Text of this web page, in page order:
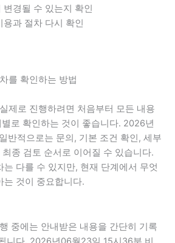
변경될 수 있는지 확인
용과 절차 다시 확인
를 확인하는 방법
제로 진행하려면 처음부터 모든 내용
로 확인하는 것이 좋습니다. 2026년
반적으로는 문의, 기본 조건 확인, 세부
종 검토 순서로 이어질 수 있습니다.
는 다를 수 있지만, 현재 단계에서 무엇
는 것이 중요합니다.
중에는 안내받은 내용을 간단히 기록